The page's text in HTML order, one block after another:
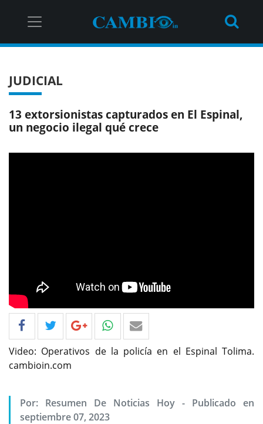
JUDICIAL
13 extorsionistas capturados en El Espinal,
un negocio ilegal qué crece
Video: Operativos de la policía en el Espinal Tolima.
cambioin.com
Por: Resumen De Noticias Hoy - Publicado en
septiembre 07, 2023